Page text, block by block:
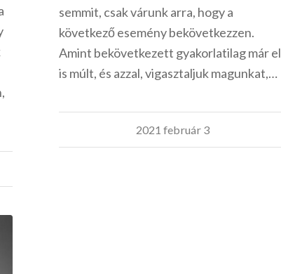
semmit, csak várunk arra, hogy a
következő esemény bekövetkezzen.
Amint bekövetkezett gyakorlatilag már el
is múlt, és azzal, vigasztaljuk magunkat,…
2021 február 3